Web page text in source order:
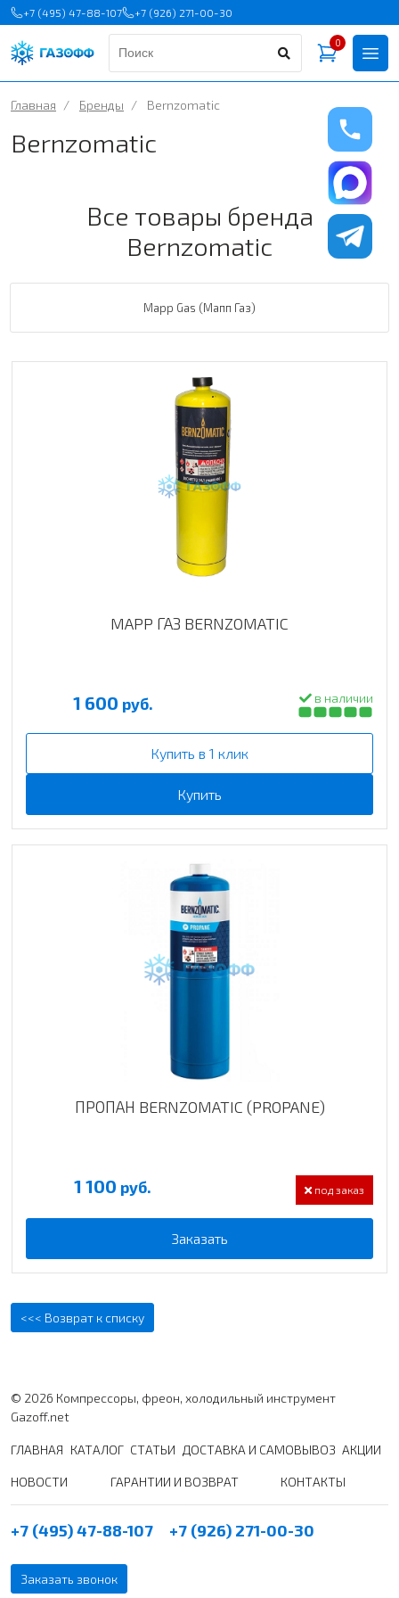
+7 (495) 47-88-107 +7 (926) 271-00-30
0
Главная / Бренды / Bernzomatic
Bernzomatic
Все товары бренда
Bernzomatic
Mapp Gas (Мапп Газ)
MAPP ГАЗ BERNZOMATIC
1 600 руб. в наличии
Купить в 1 клик
Купить
ПРОПАН BERNZOMATIC (PROPANE)
1 100 руб. под заказ
Заказать
<<< Возврат к списку
© 2026 Компрессоры, фреон, холодильный инструмент
Gazoff.net
ГЛАВНАЯ КАТАЛОГ СТАТЬИ ДОСТАВКА И САМОВЫВОЗ АКЦИИ
НОВОСТИ ГАРАНТИИ И ВОЗВРАТ КОНТАКТЫ
+7 (495) 47-88-107 +7 (926) 271-00-30
Заказать звонок